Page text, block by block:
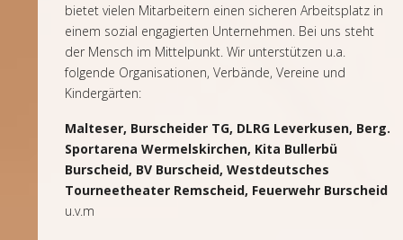
bietet vielen Mitarbeitern einen sicheren Arbeitsplatz in
einem sozial engagierten Unternehmen. Bei uns steht
der Mensch im Mittelpunkt. Wir unterstützen u.a.
folgende Organisationen, Verbände, Vereine und
Kindergärten:
Malteser, Burscheider TG, DLRG Leverkusen, Berg.
Sportarena Wermelskirchen, Kita Bullerbü
Burscheid, BV Burscheid, Westdeutsches
Tourneetheater Remscheid, Feuerwehr Burscheid
u.v.m